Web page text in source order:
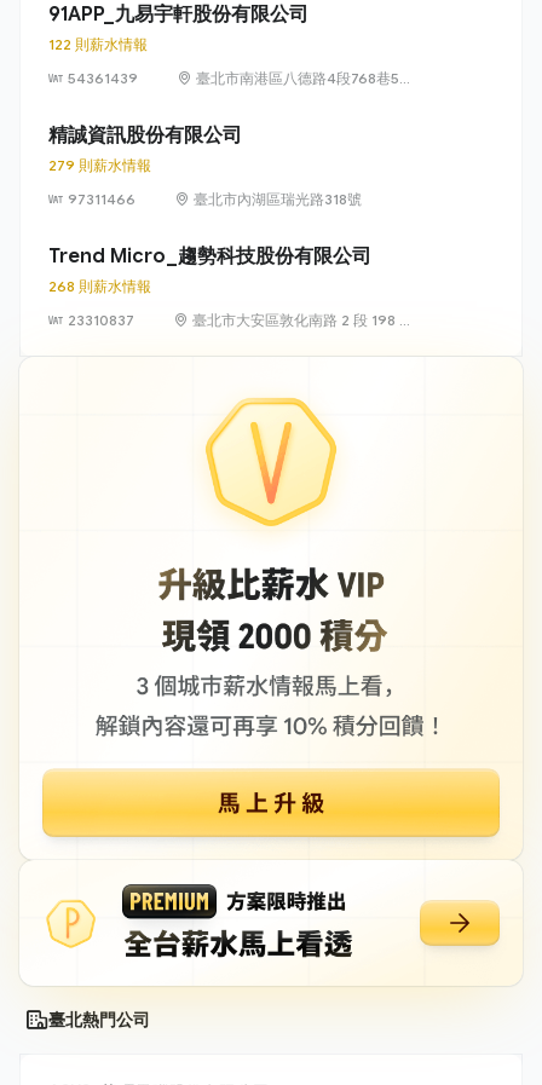
91APP_九易宇軒股份有限公司
122 則薪水情報
54361439
臺北市南港區八德路4段768巷5號
精誠資訊股份有限公司
279 則薪水情報
97311466
臺北市內湖區瑞光路318號
Trend Micro_趨勢科技股份有限公司
268 則薪水情報
23310837
臺北市大安區敦化南路 2 段 198 號
臺北熱門公司